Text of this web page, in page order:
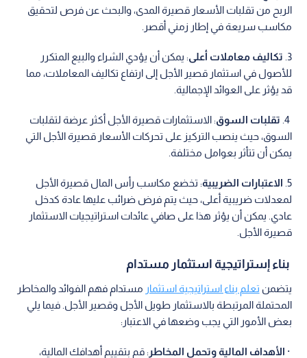
الربح من تقلبات الأسعار قصيرة المدى، والبحث عن فرص لتحقيق
مكاسب سريعة في إطار زمني أقصر.
3. تكاليف معاملات أعلى: يمكن أن يؤدي الشراء والبيع المتكرر
للأصول في استثمار قصير الأجل إلى ارتفاع تكاليف المعاملات، مما
قد يؤثر على العوائد الإجمالية.
4. تقلبات السوق: الاستثمارات قصيرة الأجل أكثر عرضة لتقلبات
السوق، حيث ينصب التركيز على تحركات الأسعار قصيرة الأجل التي
يمكن أن تتأثر بعوامل مختلفة.
5. الاعتبارات الضريبية: تخضع مكاسب رأس المال قصيرة الأجل
لمعدلات ضريبية أعلى، حيث يتم فرض ضرائب عليها عادة كدخل
عادي. يمكن أن يؤثر هذا على صافي عائدات استراتيجيات الاستثمار
قصيرة الأجل.
بناء إستراتيجية استثمار مستدام
يتضمن تعلم بناء استراتيجية استثمار مستدام فهم الفوائد والمخاطر
المحتملة المرتبطة بالاستثمار طويل الأجل وقصير الأجل. فيما يلي
بعض الأمور التي يجب وضعها في الاعتبار:
· الأهداف المالية وتحمل المخاطر : قم بتقييم أهدافك المالية،